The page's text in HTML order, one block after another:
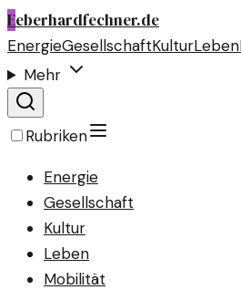
Eeberhardfechner.de
EnergieGesellschaftKulturLeben
Mehr
Rubriken
Energie
Gesellschaft
Kultur
Leben
Mobilität